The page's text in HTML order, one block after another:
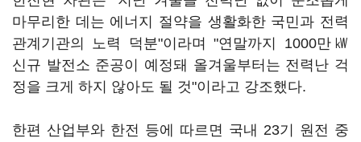
마무리한 데는 에너지 절약을 생활화한 국민과 전력
관계기관의 노력 덕분"이라며 "연말까지 1000만㎾
신규 발전소 준공이 예정돼 올겨울부터는 전력난 걱
정을 크게 하지 않아도 될 것"이라고 강조했다.
한편 산업부와 한전 등에 따르면 국내 23기 원전 중